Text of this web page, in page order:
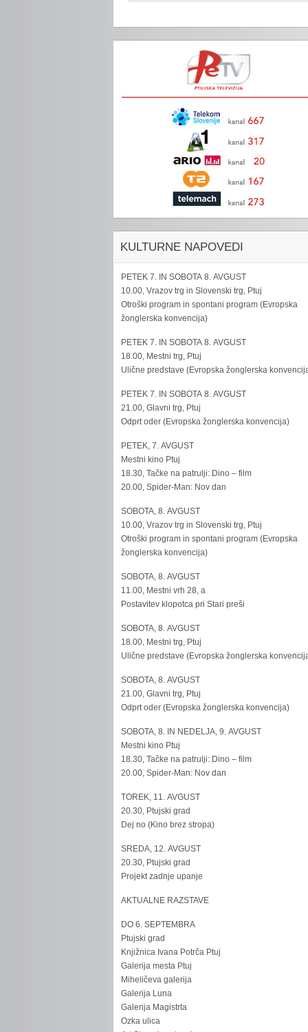
KULTURNE NAPOVEDI
PETEK 7. IN SOBOTA 8. AVGUST
10.00, Vrazov trg in Slovenski trg, Ptuj
Otroški program in spontani program (Evropska
žonglerska konvencija)
PETEK 7. IN SOBOTA 8. AVGUST
18.00, Mestni trg, Ptuj
Ulične predstave (Evropska žonglerska
PETEK 7. IN SOBOTA 8. AVGUST
21.00, Glavni trg, Ptuj
Odprt oder (Evropska žonglerska konvencija)
PETEK, 7. AVGUST
Mestni kino Ptuj
18.30, Tačke na patrulji: Dino – film
20.00, Spider-Man: Nov dan
SOBOTA, 8. AVGUST
10.00, Vrazov trg in Slovenski trg, Ptuj
Otroški program in spontani program (Evropska
žonglerska konvencija)
SOBOTA, 8. AVGUST
11.00, Mestni vrh 28, a
Postavitev klopotca pri Stari preši
SOBOTA, 8. AVGUST
18.00, Mestni trg, Ptuj
Ulične predstave (Evropska žonglerska
SOBOTA, 8. AVGUST
21.00, Glavni trg, Ptuj
Odprt oder (Evropska žonglerska konvencija)
SOBOTA, 8. IN NEDELJA, 9. AVGUST
Mestni kino Ptuj
18.30, Tačke na patrulji: Dino – film
20.00, Spider-Man: Nov dan
TOREK, 11. AVGUST
20.30, Ptujski grad
Dej no (Kino brez stropa)
SREDA, 12. AVGUST
20.30, Ptujski grad
Projekt zadnje upanje
AKTUALNE RAZSTAVE
DO 6. SEPTEMBRA
Ptujski grad
Knjižnica Ivana Potrča Ptuj
Galerija mesta Ptuj
Miheličeva galerija
Galerija Luna
Galerija Magistrta
Ozka ulica